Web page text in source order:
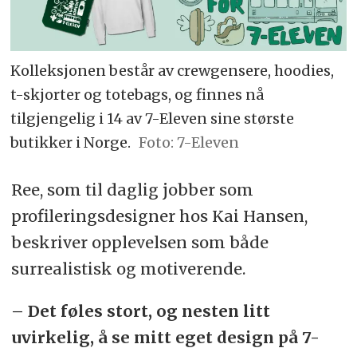
Kolleksjonen består av crewgensere, hoodies,
t-skjorter og totebags, og finnes nå
tilgjengelig i 14 av 7-Eleven sine største
butikker i Norge. Foto: 7-Eleven
Ree, som til daglig jobber som
profileringsdesigner hos Kai Hansen,
beskriver opplevelsen som både
surrealistisk og motiverende.
– Det føles stort, og nesten litt
uvirkelig, å se mitt eget design på 7-